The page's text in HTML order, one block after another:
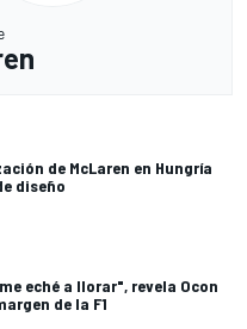
de McLaren en Hungría
diseño
eché a llorar", revela Ocon
de la F1